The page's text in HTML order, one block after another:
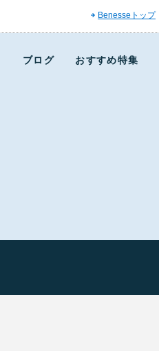
Benesseトップ
ブログ おすすめ特集